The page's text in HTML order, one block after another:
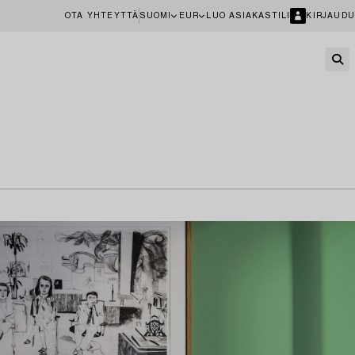
OTA YHTEYTTÄ SUOMI EUR LUO ASIAKASTILI KIRJAUDU